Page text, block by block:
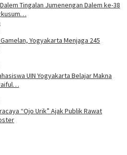
Tingalan Jumenengan Dalem ke-38
Yogyakarta Menjaga 245
UIN Yogyakarta Belajar Makna
“Ojo Urik” Ajak Publik Rawat